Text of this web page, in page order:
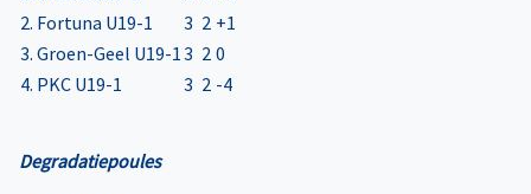
2. Fortuna U19-1
3 2 +1
3. Groen-Geel U19-13 2 0
4. PKC U19-1
3 2 -4
Degradatiepoules